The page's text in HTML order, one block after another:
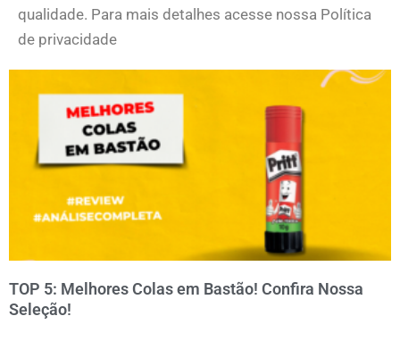
qualidade. Para mais detalhes acesse nossa Política
de privacidade
TOP 5: Melhores Colas em Bastão! Confira Nossa
Seleção!